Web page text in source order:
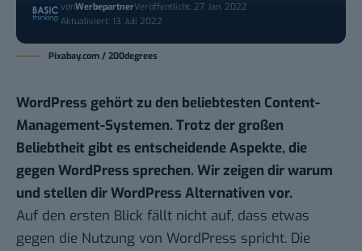
vonWerbepartnerVeröffentlicht: 27. Jan. 2022
Aktualisiert: 13. Juli 2022
Pixabay.com / 200degrees
WordPress gehört zu den beliebtesten Content-
Management-Systemen. Trotz der großen
Beliebtheit gibt es entscheidende Aspekte, die
gegen WordPress sprechen. Wir zeigen dir warum
und stellen dir WordPress Alternativen vor.
Auf den ersten Blick fällt nicht auf, dass etwas
gegen die Nutzung von WordPress spricht. Die